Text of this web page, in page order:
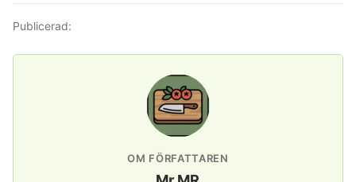
Publicerad:
OM FÖRFATTAREN